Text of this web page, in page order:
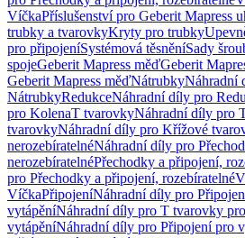
VíčkaPříslušenství pro Geberit Mapress
trubky a tvarovkyKryty pro trubky
pro připojeníSystémová těsněníSady
spojeGeberit Mapress měďGeberit
Geberit Mapress měďNátrubkyNáhradní
NátrubkyRedukceNáhradní díly pro
pro KolenaT tvarovkyNáhradní díly pro
tvarovkyNáhradní díly pro Křížové
nerozebíratelnéNáhradní díly pro
nerozebíratelnéPřechodky a připojení,
pro Přechodky a připojení, rozebíratelné
VíčkaPřipojeníNáhradní díly pro
vytápěníNáhradní díly pro T tvarovky
vytápěníNáhradní díly pro Připojení pro